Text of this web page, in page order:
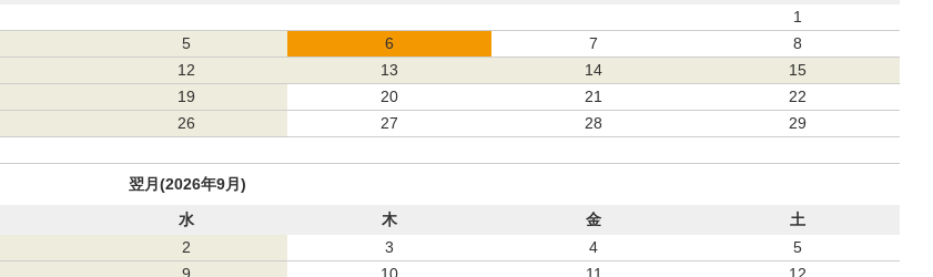
1
5 6 7
8
12 13 14
15
19 20 21
22
26 27 28
29
翌月(2026年9月)
水 木 金
土
2 3 4
5